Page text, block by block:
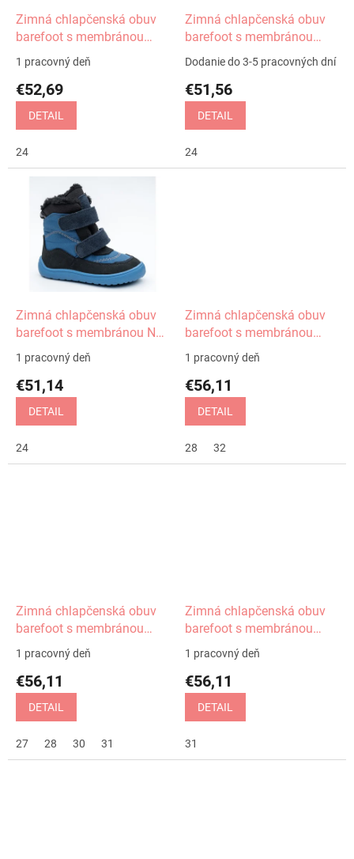
Zimná chlapčenská obuv
barefoot s membránou
Gero jeans Protetika
1 pracovný deň
€52,69
DETAIL
24
Zimná chlapčenská obuv
barefoot s membránou
Gero denim Protetika
Dodanie do 3-5 pracovných dní
€51,56
DETAIL
24
Zimná chlapčenská obuv
barefoot s membránou Nut
blue Protetika
1 pracovný deň
€51,14
DETAIL
24
Zimná chlapčenská obuv
barefoot s membránou
Gero jeans Protetika
1 pracovný deň
€56,11
DETAIL
28 32
Zimná chlapčenská obuv
barefoot s membránou
Gero denim Protetika
1 pracovný deň
€56,11
DETAIL
27 28 30 31
Zimná chlapčenská obuv
barefoot s membránou
Gero black Protetika
1 pracovný deň
€56,11
DETAIL
31